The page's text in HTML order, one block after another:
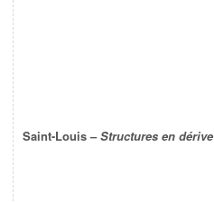
Saint-Louis –Structures en dérive